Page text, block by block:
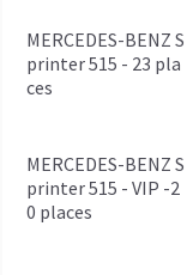
MERCEDES-BENZ S
printer 515 - 23 pla
ces
MERCEDES-BENZ S
printer 515 - VIP -2
0 places